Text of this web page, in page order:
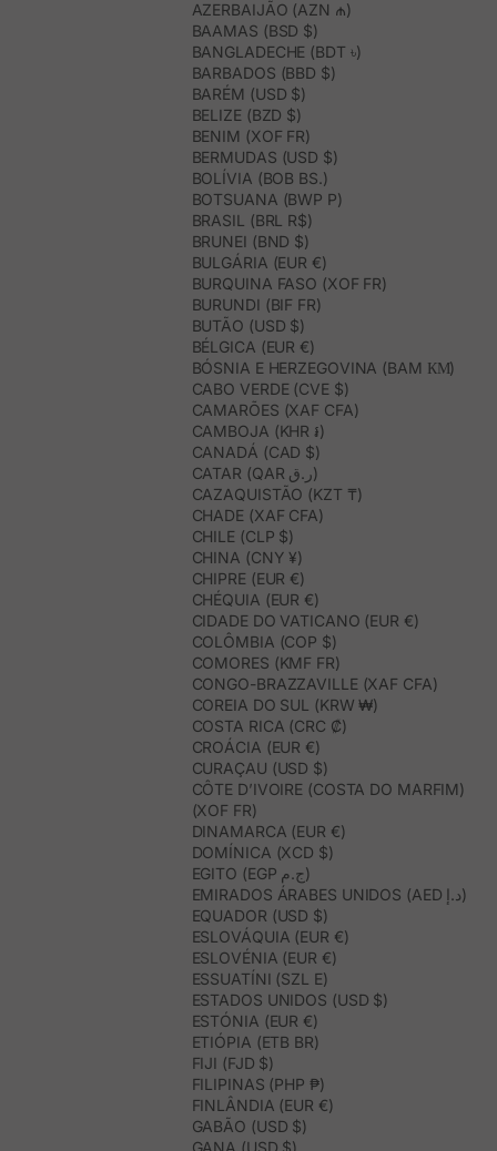
AZERBAIJÃO (AZN ₼)
BAAMAS (BSD $)
BANGLADECHE (BDT ৳)
BARBADOS (BBD $)
BARÉM (USD $)
BELIZE (BZD $)
BENIM (XOF FR)
BERMUDAS (USD $)
BOLÍVIA (BOB BS.)
BOTSUANA (BWP P)
BRASIL (BRL R$)
BRUNEI (BND $)
BULGÁRIA (EUR €)
BURQUINA FASO (XOF FR)
BURUNDI (BIF FR)
BUTÃO (USD $)
BÉLGICA (EUR €)
BÓSNIA E HERZEGOVINA (BAM КМ)
CABO VERDE (CVE $)
CAMARÕES (XAF CFA)
CAMBOJA (KHR ៛)
CANADÁ (CAD $)
CATAR (QAR ر.ق)
CAZAQUISTÃO (KZT ₸)
CHADE (XAF CFA)
CHILE (CLP $)
CHINA (CNY ¥)
CHIPRE (EUR €)
CHÉQUIA (EUR €)
CIDADE DO VATICANO (EUR €)
COLÔMBIA (COP $)
COMORES (KMF FR)
CONGO-BRAZZAVILLE (XAF CFA)
COREIA DO SUL (KRW ₩)
COSTA RICA (CRC ₡)
CROÁCIA (EUR €)
CURAÇAU (USD $)
CÔTE D’IVOIRE (COSTA DO MARFIM)
(XOF FR)
DINAMARCA (EUR €)
DOMÍNICA (XCD $)
EGITO (EGP ج.م)
EMIRADOS ÁRABES UNIDOS (AED د.إ)
EQUADOR (USD $)
ESLOVÁQUIA (EUR €)
ESLOVÉNIA (EUR €)
ESSUATÍNI (SZL E)
ESTADOS UNIDOS (USD $)
ESTÓNIA (EUR €)
ETIÓPIA (ETB BR)
FIJI (FJD $)
FILIPINAS (PHP ₱)
FINLÂNDIA (EUR €)
GABÃO (USD $)
GANA (USD $)